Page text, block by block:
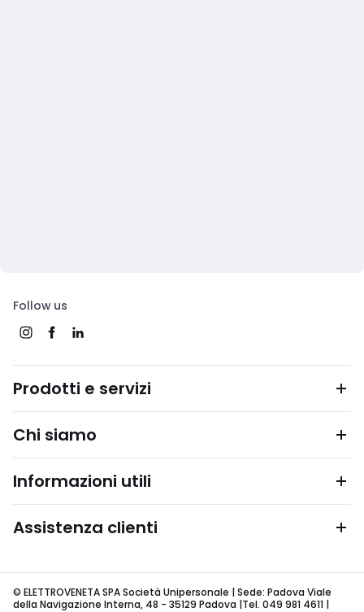
Follow us
Prodotti e servizi
Chi siamo
Informazioni utili
Assistenza clienti
© ELETTROVENETA SPA Società Unipersonale | Sede: Padova Viale
della Navigazione Interna, 48 - 35129 Padova |Tel. 049 981 4611 |